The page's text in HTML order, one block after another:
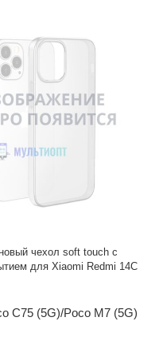
чехол soft touch с
для Xiaomi Redmi 14C
C75 (5G)/Poco M7 (5G)